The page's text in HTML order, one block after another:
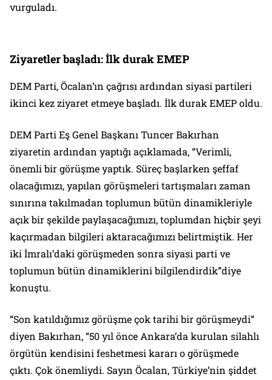
vurguladı.
Ziyaretler başladı: İlk durak EMEP
DEM Parti, Öcalan’ın çağrısı ardından siyasi partileri
ikinci kez ziyaret etmeye başladı. İlk durak EMEP oldu.
DEM Parti Eş Genel Başkanı Tuncer Bakırhan
ziyaretin ardından yaptığı açıklamada,“Verimli,
önemli bir görüşme yaptık. Süreç başlarken şeffaf
olacağımızı, yapılan görüşmeleri tartışmaları zaman
sınırına takılmadan toplumun bütün dinamikleriyle
açık bir şekilde paylaşacağımızı, toplumdan hiçbir şeyi
kaçırmadan bilgileri aktaracağımızı belirtmiştik. Her
iki İmralı’daki görüşmeden sonra siyasi parti ve
toplumun bütün dinamiklerini bilgilendirdik”diye
konuştu.
“Son katıldığımız görüşme çok tarihi bir görüşmeydi”
diyen Bakırhan,“50 yıl önce Ankara’da kurulan silahlı
örgütün kendisini feshetmesi kararı o görüşmede
çıktı. Çok önemliydi. Sayın Öcalan, Türkiye’nin şiddet